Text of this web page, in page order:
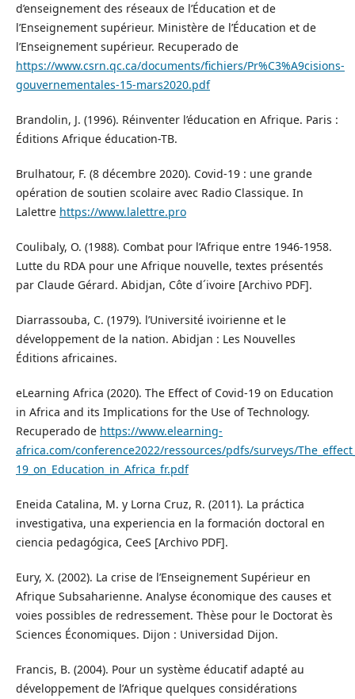
d’enseignement des réseaux de l’Éducation et de
l’Enseignement supérieur. Ministère de l’Éducation et de
l’Enseignement supérieur. Recuperado de
https://www.csrn.qc.ca/documents/fichiers/Pr%C3%A9cisions-
gouvernementales-15-mars2020.pdf
Brandolin, J. (1996). Réinventer l’éducation en Afrique. Paris :
Éditions Afrique éducation-TB.
Brulhatour, F. (8 décembre 2020). Covid-19 : une grande
opération de soutien scolaire avec Radio Classique. In
Lalettre https://www.lalettre.pro
Coulibaly, O. (1988). Combat pour l’Afrique entre 1946-1958.
Lutte du RDA pour une Afrique nouvelle, textes présentés
par Claude Gérard. Abidjan, Côte d´ivoire [Archivo PDF].
Diarrassouba, C. (1979). l’Université ivoirienne et le
développement de la nation. Abidjan : Les Nouvelles
Éditions africaines.
eLearning Africa (2020). The Effect of Covid-19 on Education
in Africa and its Implications for the Use of Technology.
Recuperado de https://www.elearning-
africa.com/conference2022/ressources/pdfs/surveys/
19_on_Education_in_Africa_fr.pdf
Eneida Catalina, M. y Lorna Cruz, R. (2011). La práctica
investigativa, una experiencia en la formación doctoral en
ciencia pedagógica, CeeS [Archivo PDF].
Eury, X. (2002). La crise de l’Enseignement Supérieur en
Afrique Subsaharienne. Analyse économique des causes et
voies possibles de redressement. Thèse pour le Doctorat ès
Sciences Économiques. Dijon : Universidad Dijon.
Francis, B. (2004). Pour un système éducatif adapté au
développement de l’Afrique quelques considérations